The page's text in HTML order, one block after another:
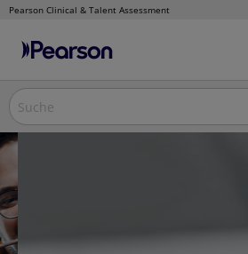
Pearson Clinical & Talent Assessment
Direkt
Inhalt